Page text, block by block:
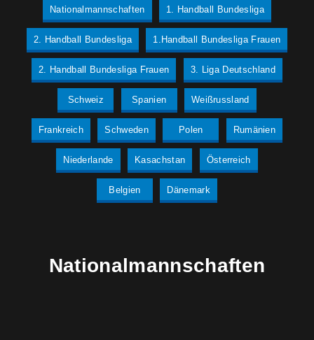
Nationalmannschaften 1. Handball Bundesliga
2. Handball Bundesliga 1.Handball Bundesliga Frauen
2. Handball Bundesliga Frauen 3. Liga Deutschland
Schweiz Spanien Weißrussland
Frankreich Schweden Polen Rumänien
Niederlande Kasachstan Österreich
Belgien Dänemark
Nationalmannschaften